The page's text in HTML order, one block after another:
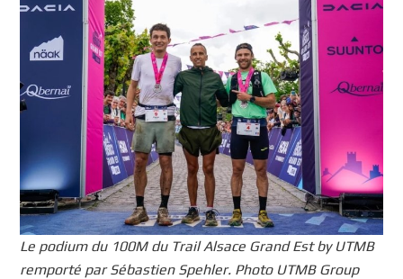
Le podium du 100M du Trail Alsace Grand Est by UTMB
remporté par Sébastien Spehler. Photo UTMB Group